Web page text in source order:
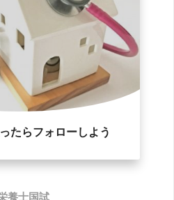
たらフォローしよう
養士国試